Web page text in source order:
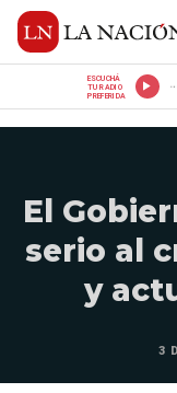
ESCUCHÁ
TU RADIO
PREFERIDA
El
serio al
y
3